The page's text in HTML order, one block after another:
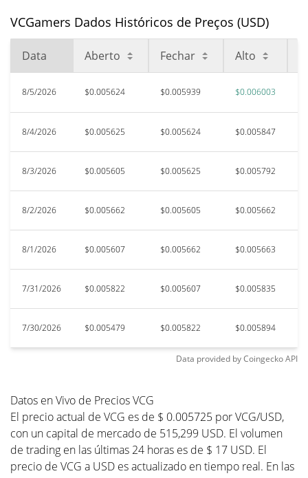
Feb 13, 2022 (4 anos atrás)
97.02%
Baixa de todos os tempos
Feb 26, 2025 (1 anos atrás)
$0.0050598
13.15%
VCGamers Dados Históricos de Preços (USD)
Data Aberto Fechar Alto
8/5/2026 $0.005624 $0.005939 $0.006003
8/4/2026 $0.005625 $0.005624 $0.005847
8/3/2026 $0.005605 $0.005625 $0.005792
8/2/2026 $0.005662 $0.005605 $0.005662
8/1/2026 $0.005607 $0.005662 $0.005663
7/31/2026 $0.005822 $0.005607 $0.005835
7/30/2026 $0.005479 $0.005822 $0.005894
Data provided byCoingeckoAPI
Datos en Vivo de Precios VCG
El precio actual de VCG es de $ 0.005725 por VCG/USD,
con un capital de mercado de 515,299 USD. El volumen
de trading en las últimas 24 horas es de $ 17 USD. El
precio de VCG a USD es actualizado en tiempo real. En las